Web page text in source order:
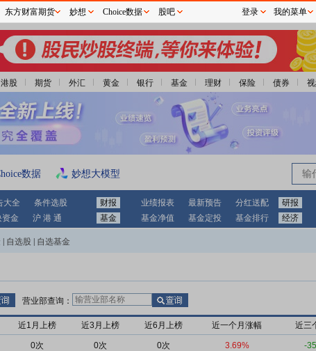
港股 期货 外汇 黄金 银行 基金 理财 保险 债券
数据 妙想大模型
大全 条件选股 财报 业绩报表 最新预告 分红送配 研报
资金 沪 港 通 基金 基金净值 基金定投 基金排行 经济
自选股 自选基金
营业部查询：
近1月上榜 近3月上榜 近6月上榜 近一个月涨幅 近三
0次 0次 0次 3.69% -
东方财富期货 妙想 Choice数据 股吧 登录 我的菜单